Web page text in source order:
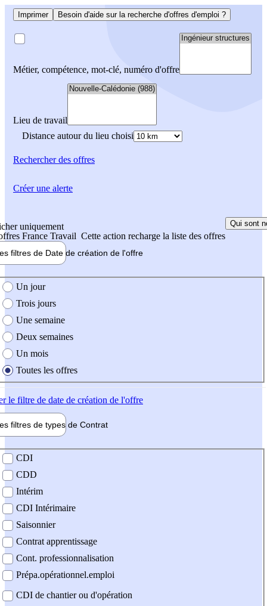
Imprimer Besoin d'aide sur la recherche d'offres d'emploi ?
Métier, compétence, mot-clé, numéro d'offre
Lieu de travail
Distance autour du lieu choisi
Rechercherdes offres
uniquement
France Travail Cette action recharge la liste des offres
Qui sont
filtres de Date de création de l'offre
création de l'offre
Un jour
Trois jours
Une semaine
Deux semaines
Un mois
Toutes les offres
le filtre de date de création de l'offre
filtres de types de Contrat
contrat
CDI
CDD
Intérim
CDI Intérimaire
Saisonnier
Contrat apprentissage
Cont. professionnalisation
Prépa.opérationnel.emploi
CDI de chantier ou d'opération
Créer une alerte